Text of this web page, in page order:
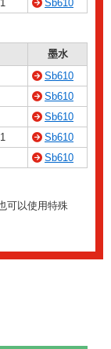
Sb610
墨水
Sb610
Sb610
Sb610
Sb610
Sb610
可以使用特殊